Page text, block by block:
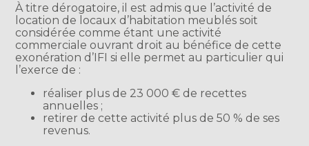
À titre dérogatoire, il est admis que l’activité de
location de locaux d’habitation meublés soit
considérée comme étant une activité
commerciale ouvrant droit au bénéfice de cette
exonération d’IFI si elle permet au particulier qui
l’exerce de :
réaliser plus de 23 000 € de recettes
annuelles ;
retirer de cette activité plus de 50 % de ses
revenus.